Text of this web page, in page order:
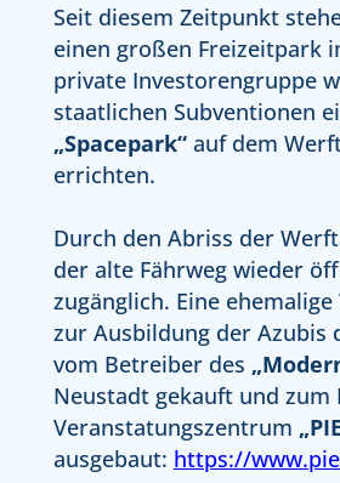
Seit diesem Zeitpunkt
einen großen Freizeitpark
private Investorengruppe
staatlichen Subventionen
„Spacepark“auf dem
errichten.
Durch den Abriss der
der alte Fährweg wieder
zugänglich. Eine
zur Ausbildung der Azubis
vom Betreiber des
Neustadt gekauft und zum
Veranstatungszentrum
ausgebaut: https://